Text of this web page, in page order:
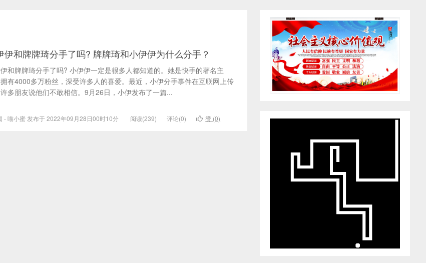
伊和牌牌琦分手了吗? 牌牌琦和小伊伊为什么分手？
和牌牌琦分手了吗? 小伊伊一定是很多人都知道的。她是快手的著名主
有4000多万粉丝，深受许多人的喜爱。最近，小伊分手事件在互联网上传
多朋友说他们不敢相信。9月26日，小伊发布了一篇...
- 喵小蜜 发布于 2022年09月28日00时10分 阅读(239) 评论(0) 赞 (0)